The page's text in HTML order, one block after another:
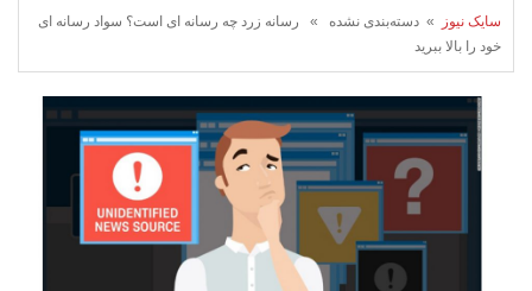
سایک نیوز
» دسته‌بندی نشده » رسانه زرد چه رسانه ای است؟ سواد رسانه ای
خود را بالا ببرید